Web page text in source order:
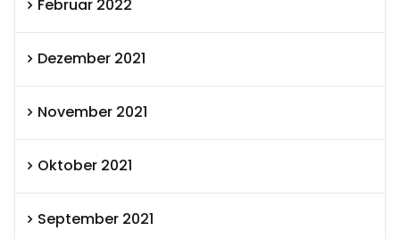
Februar 2022
Dezember 2021
November 2021
Oktober 2021
September 2021